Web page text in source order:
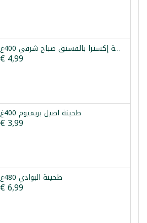
حلاوة طحينية إكسترا بالفستق صباح شرقي 400غ
€ 4,99
طحينة اصيل بريميوم 400غ
€ 3,99
طحينة البوادي 480غ
€ 6,99